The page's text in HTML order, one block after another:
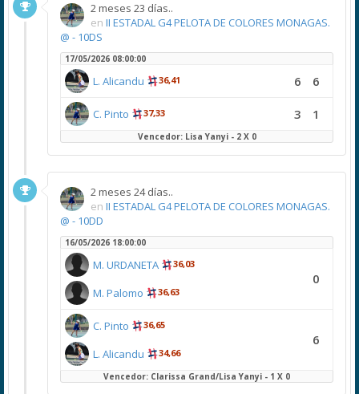
2 meses 23 días..
en II ESTADAL G4 PELOTA DE COLORES MONAGAS.
@ - 10DS
17/05/2026 08:00:00
L. Alicandu 36,41 6 6
C. Pinto 37,33 3 1
Vencedor: Lisa Yanyi - 2 X 0
2 meses 24 días..
en II ESTADAL G4 PELOTA DE COLORES MONAGAS.
@ - 10DD
16/05/2026 18:00:00
M. URDANETA 36,03
M. Palomo 36,63
0
C. Pinto 36,65
L. Alicandu 34,66
6
Vencedor: Clarissa Grand/Lisa Yanyi - 1 X 0